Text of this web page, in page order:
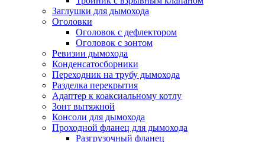
Заглушки для дымохода
Оголовки
Оголовок с дефлектором
Оголовок с зонтом
Ревизии дымохода
Конденсатосборники
Переходник на трубу дымохода
Разделка перекрытия
Адаптер к коаксиальному котлу
Зонт вытяжной
Консоли для дымохода
Проходной фланец для дымохода
Разгрузочный фланец